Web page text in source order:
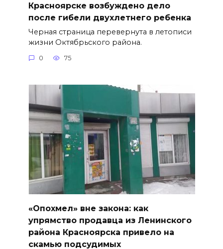
Красноярске возбуждено дело
после гибели двухлетнего ребенка
Черная страница перевернута в летописи
жизни Октябрьского района.
0 75
«Опохмел» вне закона: как
упрямство продавца из Ленинского
района Красноярска привело на
скамью подсудимых